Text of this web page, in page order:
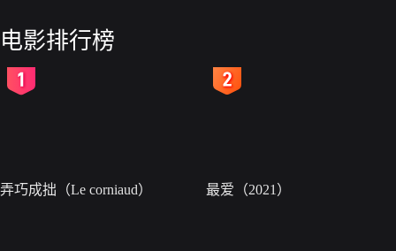
电影排行榜
弄巧成拙（Le corniaud） 最爱（2021）